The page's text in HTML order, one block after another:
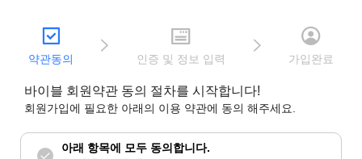
약관동의 인증 및 정보 입력 가입완료
바이블 회원약관 동의 절차를 시작합니다!
회원가입에 필요한 아래의 이용 약관에 동의 해주세요.
아래 항목에 모두 동의합니다.